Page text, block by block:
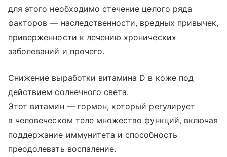
для этого необходимо стечение целого ряда
факторов — наследственности, вредных привычек,
приверженности к лечению хронических
заболеваний и прочего.
Снижение выработки витамина D в коже под
действием солнечного света.
Этот витамин — гормон, который регулирует
в человеческом теле множество функций, включая
поддержание иммунитета и способность
преодолевать воспаление.